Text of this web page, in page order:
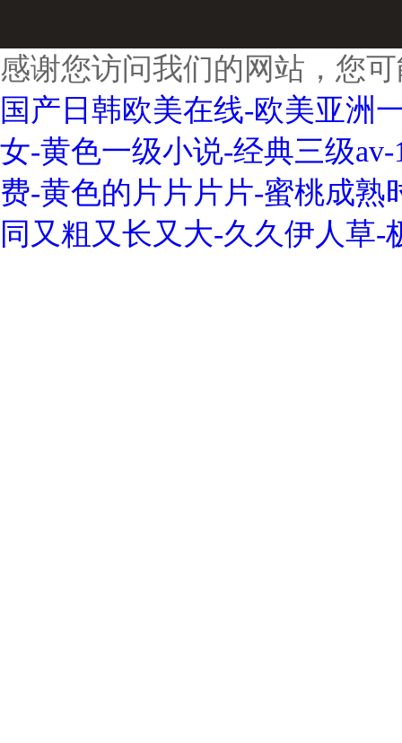
感谢您访问我们的网站，您
国产日韩欧美在线-欧美亚洲
女-黄色一级小说-经典三级
费-黄色的片片片片-蜜桃成熟
同又粗又长又大-久久伊人草-